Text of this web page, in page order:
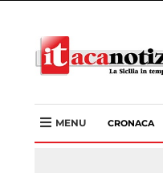
MENU CRONACA